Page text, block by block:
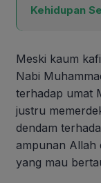
Kehidupan
Meski kaum
Nabi
terhadap umat
justru
dendam
ampunan Allah
yang mau